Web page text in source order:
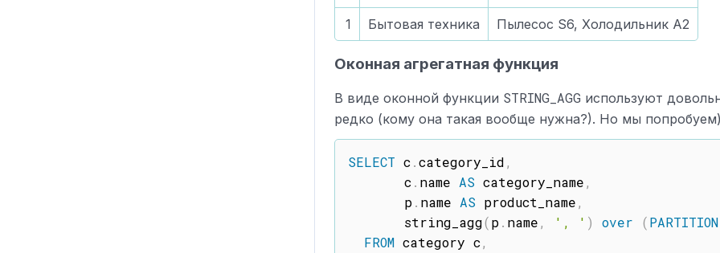
1 Бытовая техника Пылесос S6, Холодильник A2
Оконная агрегатная функция
В виде оконной функции STRING_AGG используют
редко (кому она такая вообще нужна?). Но мы
SELECT c.category_id,
       c
. name AS category_name,
       p
. name AS product_name,
       string_agg
(p. name, ', ' ) over (PARTITION
FROM category c,